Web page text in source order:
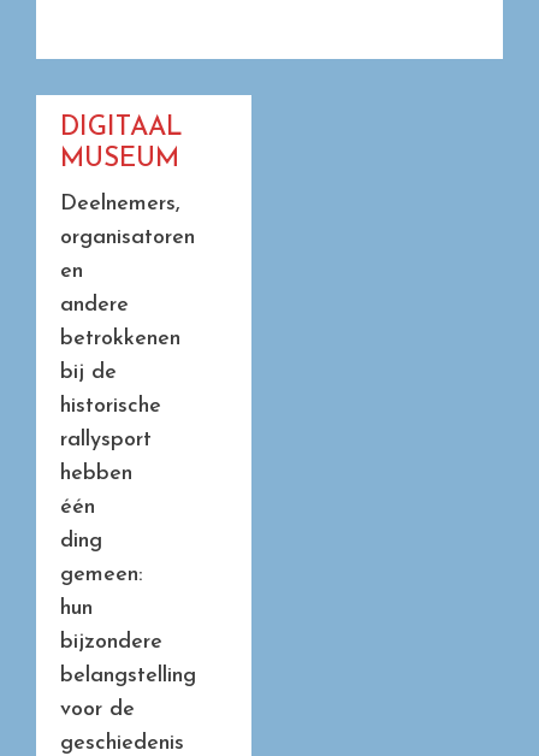
DIGITAAL
MUSEUM
Deelnemers,
organisatoren
en
andere
betrokkenen
bij de
historische
rallysport
hebben
één
ding
gemeen:
hun
bijzondere
belangstelling
voor de
geschiedenis